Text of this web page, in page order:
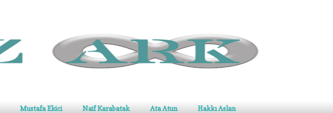
Mustafa Ekici Naif Karabatak Ata Atun Hakkı Aslan